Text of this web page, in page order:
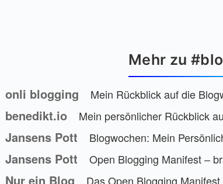
Mehr zu
onli blogging Mein Rückblick auf die
benedikt.io Mein persönlicher Rückblick
Jansens Pott Blogwochen: Mein
Jansens Pott Open Blogging Manifest –
Nur ein Blog Das Open Blogging